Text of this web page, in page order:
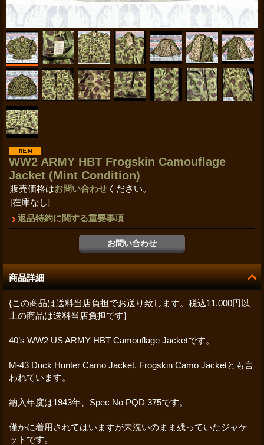
WW2 ARMY HBT Frogskin Camouflage
Jacket (Mint Condition)
販売価格はお問い合わせ ください。
[在庫なし]
返品特約に関する重要事項
商品詳細
{この商品は送料当店負担でお送り致します。税込11.000円以
上の商品は送料当店負担です}
40’s WW2 US ARMY HBT Camouflage Jacketです。
M-43 Duck Hunter Camo Jacket, Frogskin Camo Jacketとも言
われています。
納入年度は1943年、Spec No PQD 375です。
僅かに着用されてはいますが未洗いのまま残っていたジャケ
ットです。